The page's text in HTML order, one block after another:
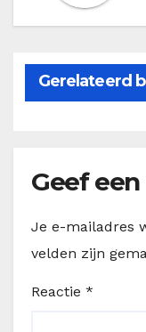
Gerelateerd
Geef
Je e-mailadres
velden zijn
Reactie *